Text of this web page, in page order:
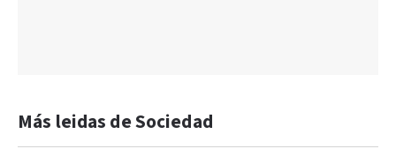
Más leidas de Sociedad